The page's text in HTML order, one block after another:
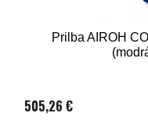
Prilba AIROH
505,26 €